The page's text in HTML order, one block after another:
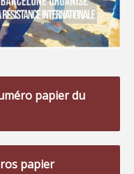
papier du
papier